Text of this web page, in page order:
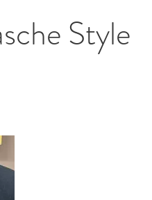
Style